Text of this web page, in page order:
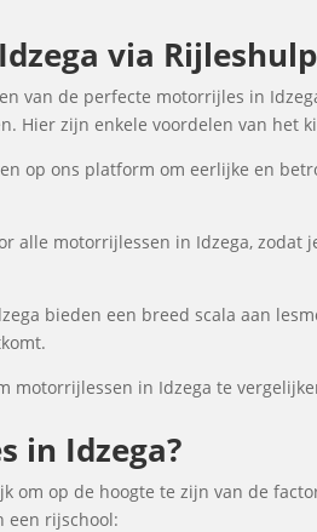
via
van de perfecte motorrijles in
Hier zijn enkele voordelen van het
op ons platform om eerlijke en
alle motorrijlessen in Idzega,
bieden een breed scala aan
motorrijlessen in Idzega te
in Idzega?
om op de hoogte te zijn van de
een rijschool: